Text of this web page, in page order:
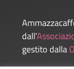
dall’
gestito dalla